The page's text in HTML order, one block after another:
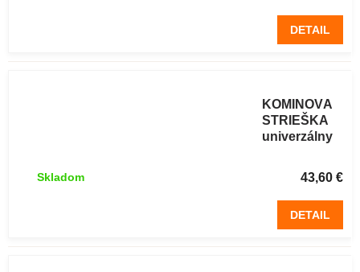
DETAIL
KOMÍNOVÁ
STRIEŠKA
univerzálny
43,60 €
Skladom
DETAIL